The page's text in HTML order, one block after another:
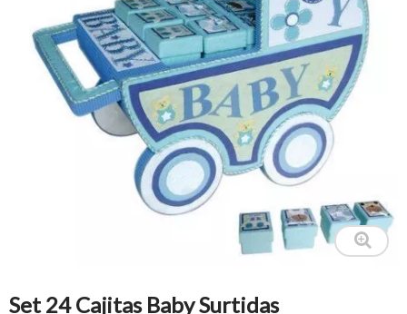
Set 24 Cajitas Baby Surtidas